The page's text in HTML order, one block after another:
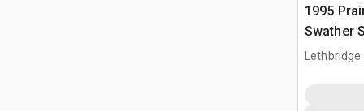
1995
Swather